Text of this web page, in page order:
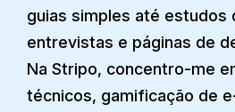
guias simples até estudos
entrevistas e páginas de
Na Stripo, concentro-me
técnicos, gamificação de